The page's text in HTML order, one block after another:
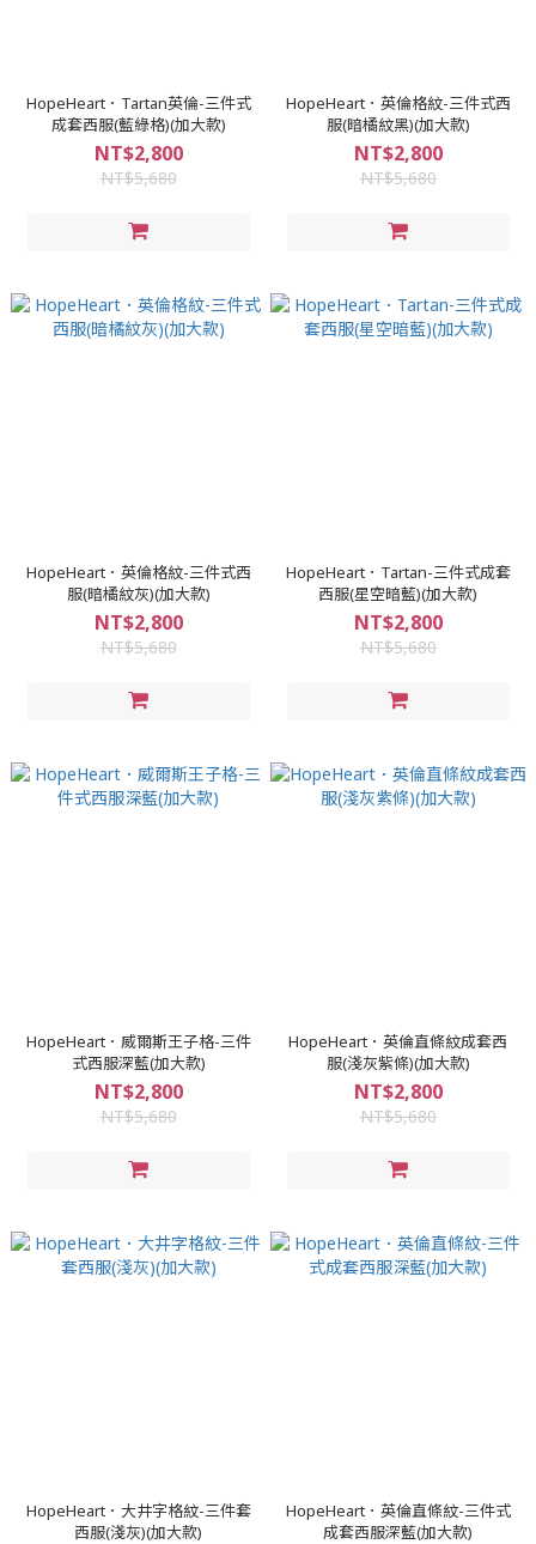
HopeHeart．Tartan英倫-三件式
成套西服(藍綠格)(加大款)
NT$2,800
NT$5,680
HopeHeart．英倫格紋-三件式西
服(暗橘紋黑)(加大款)
NT$2,800
NT$5,680
HopeHeart．英倫格紋-三件式西
服(暗橘紋灰)(加大款)
NT$2,800
NT$5,680
HopeHeart．Tartan-三件式成套
西服(星空暗藍)(加大款)
NT$2,800
NT$5,680
HopeHeart．威爾斯王子格-三件
式西服深藍(加大款)
NT$2,800
NT$5,680
HopeHeart．英倫直條紋成套西
服(淺灰紫條)(加大款)
NT$2,800
NT$5,680
HopeHeart．大井字格紋-三件套
西服(淺灰)(加大款)
HopeHeart．英倫直條紋-三件式
成套西服深藍(加大款)